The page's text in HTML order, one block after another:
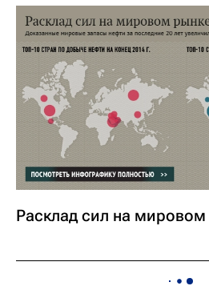
Расклад сил на